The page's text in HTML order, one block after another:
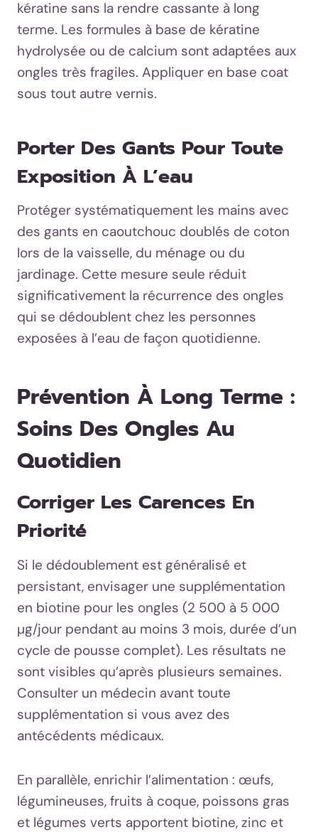
kératine sans la rendre cassante à long
terme. Les formules à base de kératine
hydrolysée ou de calcium sont adaptées aux
ongles très fragiles. Appliquer en base coat
sous tout autre vernis.
Porter Des Gants Pour Toute
Exposition À L’eau
Protéger systématiquement les mains avec
des gants en caoutchouc doublés de coton
lors de la vaisselle, du ménage ou du
jardinage. Cette mesure seule réduit
significativement la récurrence des ongles
qui se dédoublent chez les personnes
exposées à l’eau de façon quotidienne.
Prévention À Long Terme :
Soins Des Ongles Au
Quotidien
Corriger Les Carences En
Priorité
Si le dédoublement est généralisé et
persistant, envisager une supplémentation
en biotine pour les ongles (2 500 à 5 000
µg/jour pendant au moins 3 mois, durée d’un
cycle de pousse complet). Les résultats ne
sont visibles qu’après plusieurs semaines.
Consulter un médecin avant toute
supplémentation si vous avez des
antécédents médicaux.
En parallèle, enrichir l’alimentation : œufs,
légumineuses, fruits à coque, poissons gras
et légumes verts apportent biotine, zinc et